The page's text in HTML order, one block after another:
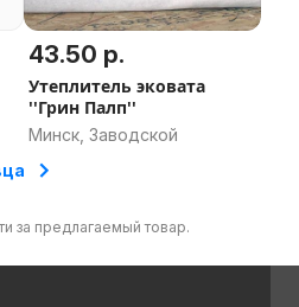
43.50 р.
Утеплитель эковата
''Грин Палп''
Минск, Заводской
за предлагаемый товар.